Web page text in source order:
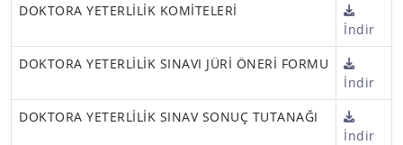
DOKTORA YETERLİLİK KOMİTELERİ
İndir
DOKTORA YETERLİLİK SINAVI JÜRİ ÖNERİ FORMU
İndir
DOKTORA YETERLİLİK SINAV SONUÇ TUTANAĞI
İndir